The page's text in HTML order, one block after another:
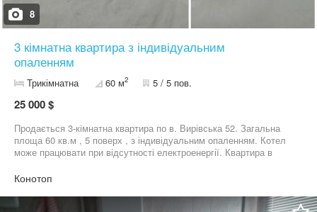
8
3 кімнатна квартира з індивідуальним
опаленням
Трикімнатна 60 м2 5 / 5 пов.
25 000 $
Продається 3-кімнатна квартира по в. Вирівська 52. Загальна
площа 60 кв.м , 5 поверх , з індивідуальним опаленням. Котел
може працювати при відсутності електроенергії. Квартира в
АТБ, зупинки трамвая, автобуса, дитячий садок, школа. Разом з
власника. Вартість 25тис$
Конотоп